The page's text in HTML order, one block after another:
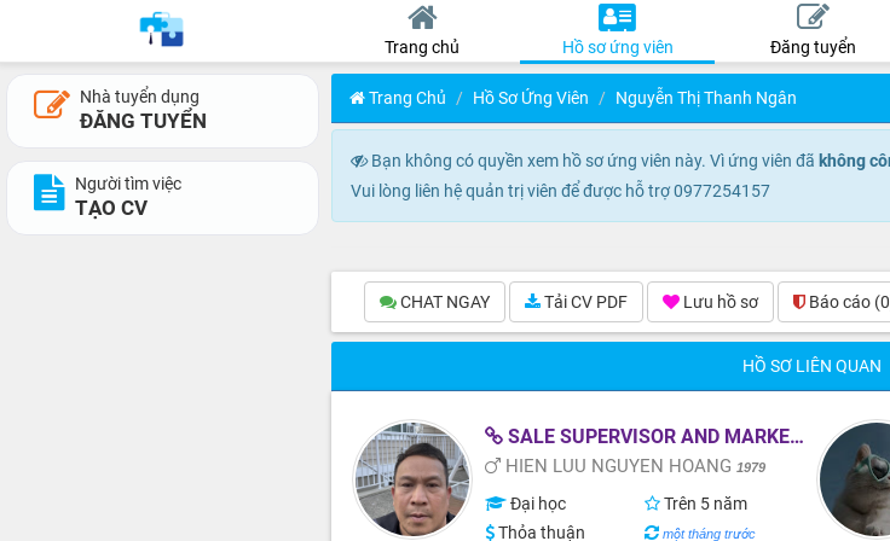
Trang chủ Hồ sơ ứng viên Đăng tuyển
Nhà tuyển dụng
ĐĂNG TUYỂN
Người tìm việc
TẠO CV
Trang Chủ Hồ Sơ Ứng Viên Nguyễn Thị Thanh Ngân
Bạn không có quyền xem hồ sơ ứng viên này. Vì ứng viên đã không
Vui lòng liên hệ quản trị viên để được hỗ trợ 0977254157
CHAT NGAY Tải CV PDF Lưu hồ sơ Báo cáo
HỒ SƠ LIÊN QUAN
SALE SUPERVISOR AND MARKETING
HIEN LUU NGUYEN HOANG 1979
Đại học
Trên 5 năm
Thỏa thuận
một tháng trước